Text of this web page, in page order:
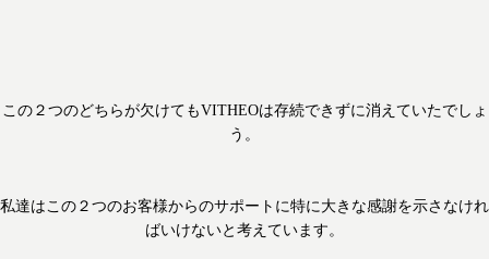
この２つのどちらが欠けてもVITHEOは存続できずに消えていたでしょ
う。
私達はこの２つのお客様からのサポートに特に大きな感謝を示さなけれ
ばいけないと考えています。